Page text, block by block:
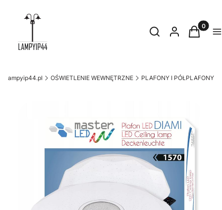
Otwórz
SzukajZaloguj sięKoszyk
lampyip44.pl OŚWIETLENIE WEWNĘTRZNE PLAFONY I PÓŁPLAFONY